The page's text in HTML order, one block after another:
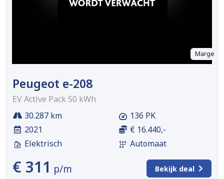
Marge
Peugeot e-208
EV Active Pack 50 kWh
30.287 km
2021
Elektrisch
136 PK
€ 16.440,-
Automaat
€ 311 p/m Bekijk deal